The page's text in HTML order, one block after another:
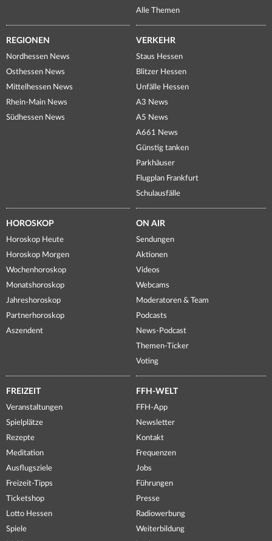
Alle Themen
REGIONEN
Nordhessen News
Osthessen News
Mittelhessen News
Rhein-Main News
Südhessen News
VERKEHR
Staus Hessen
Blitzer Hessen
Unfälle Hessen
A3 News
A5 News
A661 News
Günstig tanken
Parkhäuser
Flugplan Frankfurt
Schulausfälle
HOROSKOP
Horoskop Heute
Horoskop Morgen
Wochenhoroskop
Monatshoroskop
Jahreshoroskop
Partnerhoroskop
Aszendent
ON AIR
Sendungen
Aktionen
Videos
Webcams
Moderatoren & Team
Podcasts
News-Podcast
Themen-Ticker
Voting
FREIZEIT
Veranstaltungen
Spielplätze
Rezepte
Meditation
Ausflugsziele
Freizeit-Tipps
Ticketshop
Lotto Hessen
Spiele
FFH-WELT
FFH-App
Newsletter
Kontakt
Frequenzen
Jobs
Führungen
Presse
Radiowerbung
Weiterbildung